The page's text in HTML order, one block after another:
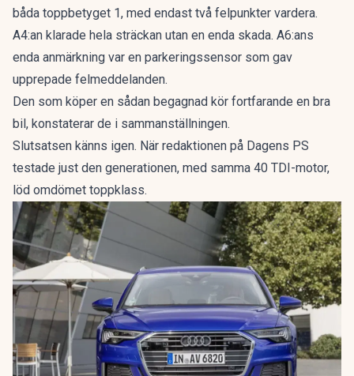
båda toppbetyget 1, med endast två felpunkter vardera.
A4:an klarade hela sträckan utan en enda skada. A6:ans
enda anmärkning var en parkeringssensor som gav
upprepade felmeddelanden.
Den som köper en sådan begagnad kör fortfarande en bra
bil, konstaterar de i sammanställningen.
Slutsatsen känns igen. När redaktionen på Dagens PS
testade just den generationen, med samma 40 TDI-motor,
löd omdömet toppklass.